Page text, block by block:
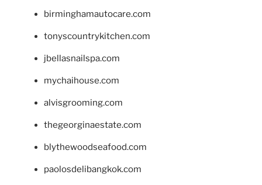
birminghamautocare.com
tonyscountrykitchen.com
jbellasnailspa.com
mychaihouse.com
alvisgrooming.com
thegeorginaestate.com
blythewoodseafood.com
paolosdelibangkok.com